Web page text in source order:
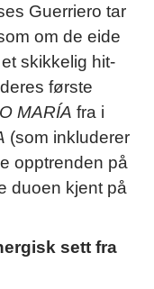
Guerriero tar
om de eide
skikkelig hit-
første
MARÍA fra i
(som inkluderer
opptrenden på
duoen kjent på
sett fra